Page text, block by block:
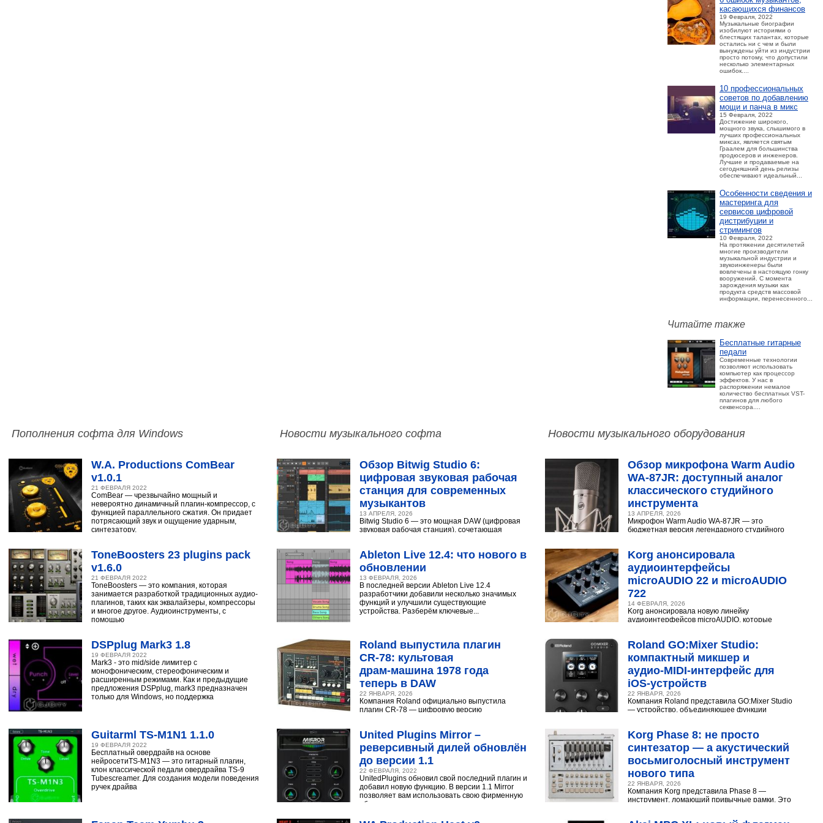
касающихся финансов
19 Февраля, 2022
Музыкальные биографии
изобилуют историями о
блестящих талантах, которые
остались ни с чем и были
вынуждены уйти из индустрии
просто потому, что допустили
несколько элементарных
ошибок....
10 профессиональных
советов по добавлению
мощи и панча в микс
15 Февраля, 2022
Достижение широкого,
мощного звука, слышимого в
лучших профессиональных
миксах, является святым
Граалем для большинства
продюсеров и инженеров.
Лучшие и продаваемые на
сегодняшний день релизы
обеспечивают идеальный...
Особенности сведения и
мастеринга для
сервисов цифровой
дистрибуции и
стримингов
10 Февраля, 2022
На протяжении десятилетий
многие производители
музыкальной индустрии и
звукоинженеры были
вовлечены в настоящую гонку
вооружений. С момента
зарождения музыки как
продукта средств массовой
информации, перенесенного...
Читайте также
Бесплатные гитарные
педали
Современные технологии
позволяют использовать
компьютер как процессор
эффектов. У нас в
распоряжении немалое
количество бесплатных VST-
плагинов для любого
секвенсора....
Пополнения софта для Windows
W.A. Productions ComBear
v1.0.1
21 ФЕВРАЛЯ 2022
ComBear — чрезвычайно мощный и
невероятно динамичный плагин-компрессор, с
функцией параллельного сжатия. Он придает
потрясающий звук и ощущение ударным,
синтезатору,
ToneBoosters 23 plugins pack
v1.6.0
21 ФЕВРАЛЯ 2022
ToneBoosters — это компания, которая
занимается разработкой традиционных аудио-
плагинов, таких как эквалайзеры, компрессоры
и многое другое. Аудиоинструменты, с
помощью
DSPplug Mark3 1.8
19 ФЕВРАЛЯ 2022
Mark3 - это mid/side лимитер с
монофоническим, стереофоническим и
расширенным режимами. Как и предыдущие
предложения DSPplug, mark3 предназначен
только для Windows, но поддержка
Guitarml TS-M1N1 1.1.0
19 ФЕВРАЛЯ 2022
Бесплатный овердрайв на основе
нейросетиTS-M1N3 — это гитарный плагин,
клон классической педали овердрайва TS-9
Tubescreamer. Для создания модели поведения
ручек драйва
Новости музыкального софта
Обзор Bitwig Studio 6:
цифровая звуковая рабочая
станция для современных
музыкантов
13 АПРЕЛЯ, 2026
Bitwig Studio 6 — это мощная DAW (цифровая
звуковая рабочая станция), сочетающая
Ableton Live 12.4: что нового в
обновлении
13 ФЕВРАЛЯ, 2026
В последней версии Ableton Live 12.4
разработчики добавили несколько значимых
функций и улучшили существующие
устройства. Разберём ключевые...
Roland выпустила плагин
CR‑78: культовая
драм‑машина 1978 года
теперь в DAW
22 ЯНВАРЯ, 2026
Компания Roland официально выпустила
плагин CR-78 — цифровую версию
United Plugins Mirror –
реверсивный дилей обновлён
до версии 1.1
22 ФЕВРАЛЯ, 2022
UnitedPlugins обновил свой последний плагин и
добавил новую функцию. В версии 1.1 Mirror
позволяет вам использовать свою фирменную
обратную...
Новости музыкального оборудования
Обзор микрофона Warm Audio
WA‑87JR: доступный аналог
классического студийного
инструмента
13 АПРЕЛЯ, 2026
Микрофон Warm Audio WA‑87JR — это
бюджетная версия легендарного студийного
Korg анонсировала
аудиоинтерфейсы
microAUDIO 22 и microAUDIO
722
14 ФЕВРАЛЯ, 2026
Korg анонсировала новую линейку
аудиоинтерфейсов microAUDIO, которые
Roland GO:Mixer Studio:
компактный микшер и
аудио‑MIDI‑интерфейс для
iOS‑устройств
22 ЯНВАРЯ, 2026
Компания Roland представила GO:Mixer Studio
— устройство, объединяющее функции
Korg Phase 8: не просто
синтезатор — а акустический
восьмиголосный инструмент
нового типа
22 ЯНВАРЯ, 2026
Компания Korg представила Phase 8 —
инструмент, ломающий привычные рамки. Это